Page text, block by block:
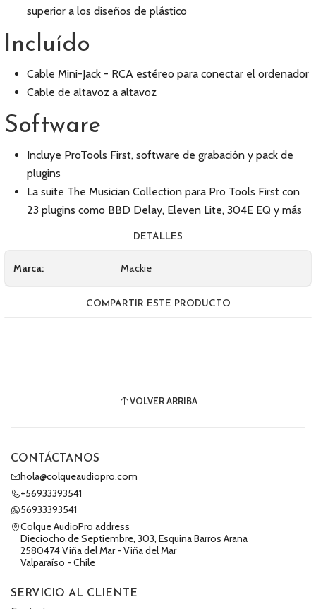
superior a los diseños de plástico
Incluído
Cable Mini-Jack - RCA estéreo para conectar el ordenador
Cable de altavoz a altavoz
Software
Incluye ProTools First, software de grabación y pack de
plugins
La suite The Musician Collection para Pro Tools First con
23 plugins como BBD Delay, Eleven Lite, 304E EQ y más
DETALLES
Marca: Mackie
COMPARTIR ESTE PRODUCTO
VOLVER ARRIBA
CONTÁCTANOS
hola@colqueaudiopro.com
+56933393541
56933393541
Colque AudioPro address
Dieciocho de Septiembre, 303, Esquina Barros Arana
2580474 Viña del Mar - Viña del Mar
Valparaíso - Chile
SERVICIO AL CLIENTE